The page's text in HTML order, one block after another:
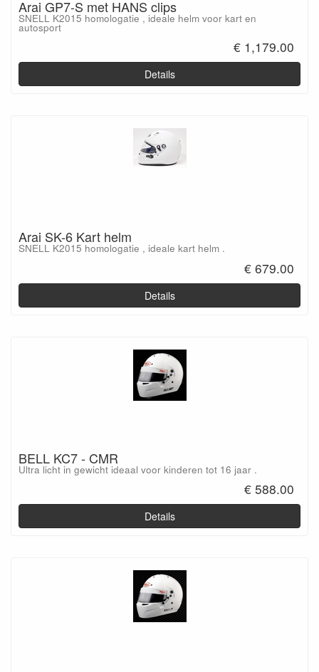
Arai GP7-S met HANS clips
SNELL K2015 homologatie , ideale helm voor kart en
autosport
€ 1,179.00
Details
Arai SK-6 Kart helm
SNELL K2015 homologatie , ideale kart helm .
€ 679.00
Details
BELL KC7 - CMR
Ultra licht in gewicht ideaal voor kinderen tot 16 jaar .
€ 588.00
Details